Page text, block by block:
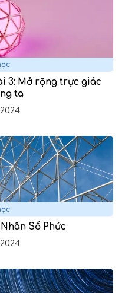
3: Mở rộng trực giác
ta
Số Phức